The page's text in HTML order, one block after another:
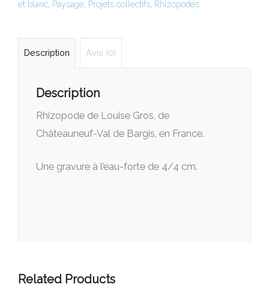
et blanc, Paysage, Projets collectifs, Rhizopodes
Description Avis (0)
Description
Rhizopode de Louise Gros, de
Châteauneuf-Val de Bargis, en France.
Une gravure à l’eau-forte de 4/4 cm.
Related Products